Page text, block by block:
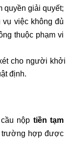
quyền giải quyết;
vụ việc không đủ
thuộc phạm vi
cho người khởi
định.
nộp tiền tạm
trường hợp được